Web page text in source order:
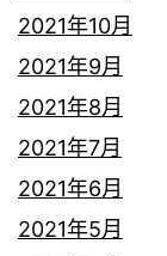
2021年10月
2021年9月
2021年8月
2021年7月
2021年6月
2021年5月